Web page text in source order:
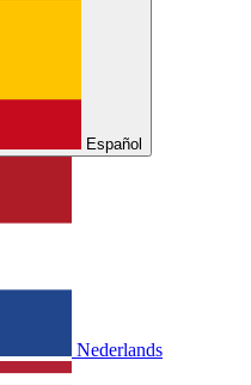
Español
Nederlands